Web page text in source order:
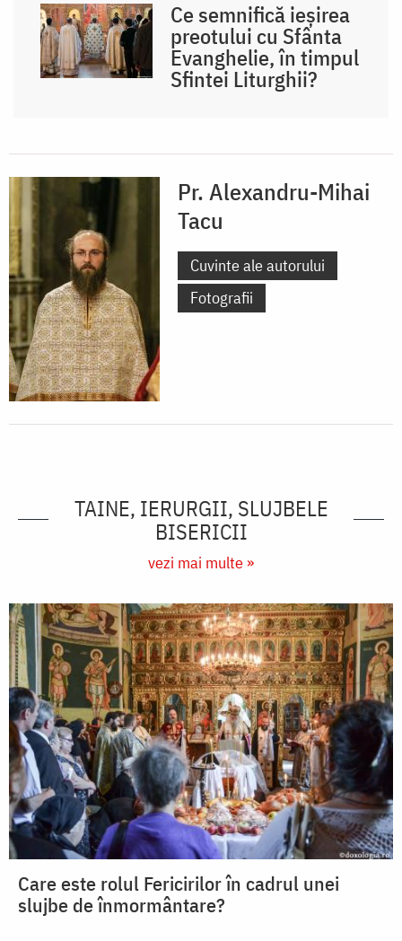
Ce semnifică ieșirea
preotului cu Sfânta
Evanghelie, în timpul
Sfintei Liturghii?
Pr. Alexandru-Mihai
Tacu
Cuvinte ale autorului
Fotografii
TAINE, IERURGII, SLUJBELE
BISERICII
vezi mai multe »
Care este rolul Fericirilor în cadrul unei
slujbe de înmormântare?